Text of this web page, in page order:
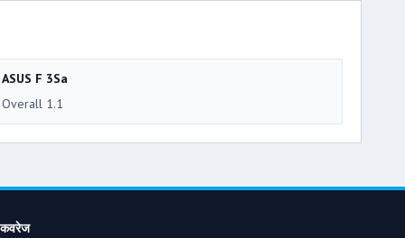
ASUS F 3Sa
Overall 1.1
कवरेज